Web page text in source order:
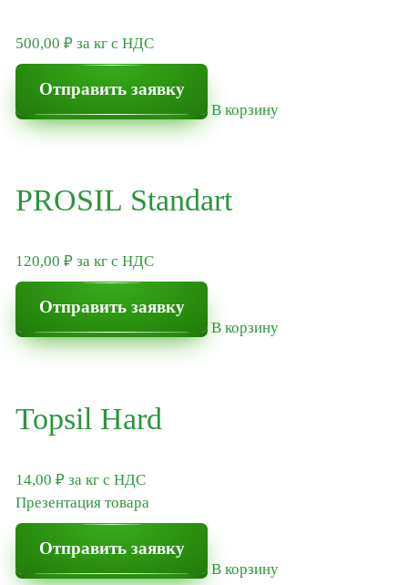
500,00 ₽ за кг с НДС
Отправить заявку
В корзину
PROSIL Standart
120,00 ₽ за кг с НДС
Отправить заявку
В корзину
Topsil Hard
14,00 ₽ за кг с НДС
Презентация товара
Отправить заявку
В корзину